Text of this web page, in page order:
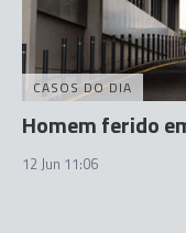
CASOS DO DIA
Homem ferido
12 Jun 11:06